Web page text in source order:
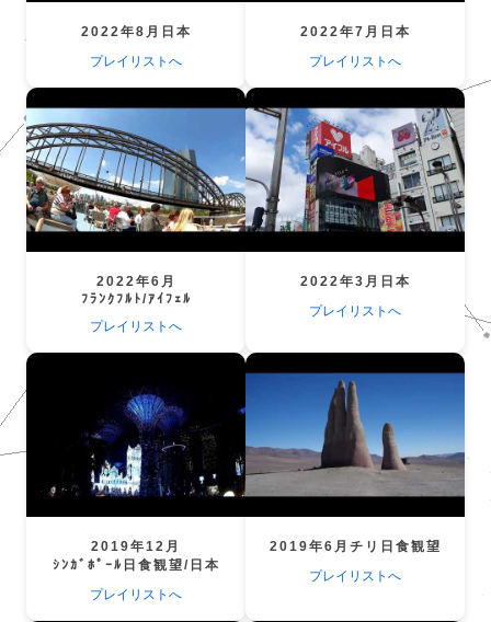
2022年8月日本
プレイリストへ
2022年7月日本
プレイリストへ
2022年6月
ﾌﾗﾝｸﾌﾙﾄ/ｱｲﾌｪﾙ
プレイリストへ
2022年3月日本
プレイリストへ
2019年12月
ｼﾝｶﾞﾎﾟｰﾙ日食観望/日本
プレイリストへ
2019年6月チリ日食観望
プレイリストへ